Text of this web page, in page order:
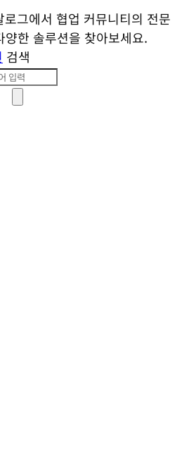
그에서 협업 커뮤니티의 전문
한 솔루션을 찾아보세요.
검색